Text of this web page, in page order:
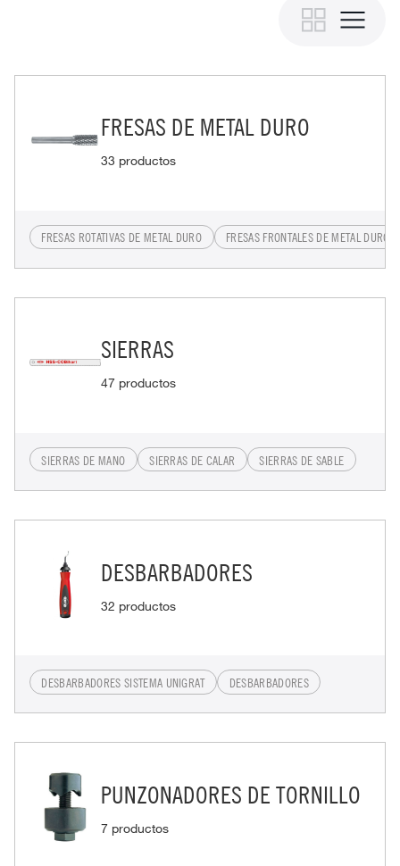
FRESAS DE METAL DURO
33 productos
FRESAS ROTATIVAS DE METAL DURO FRESAS FRONTALES DE METAL DURO
SIERRAS
47 productos
SIERRAS DE MANO SIERRAS DE CALAR SIERRAS DE SABLE
DESBARBADORES
32 productos
DESBARBADORES SISTEMA UNIGRAT DESBARBADORES
PUNZONADORES DE TORNILLO
7 productos